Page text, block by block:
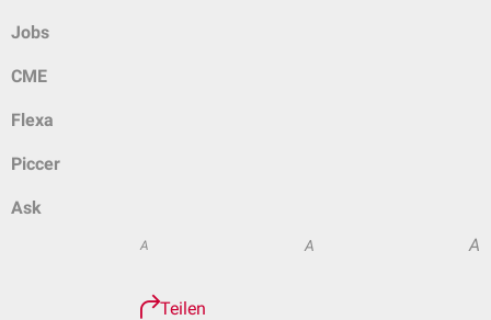
Jobs
CME
Flexa
Piccer
Ask
A A A
Teilen